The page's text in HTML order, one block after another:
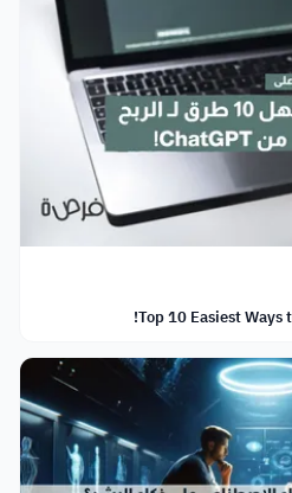
Top 10 Easiest Ways